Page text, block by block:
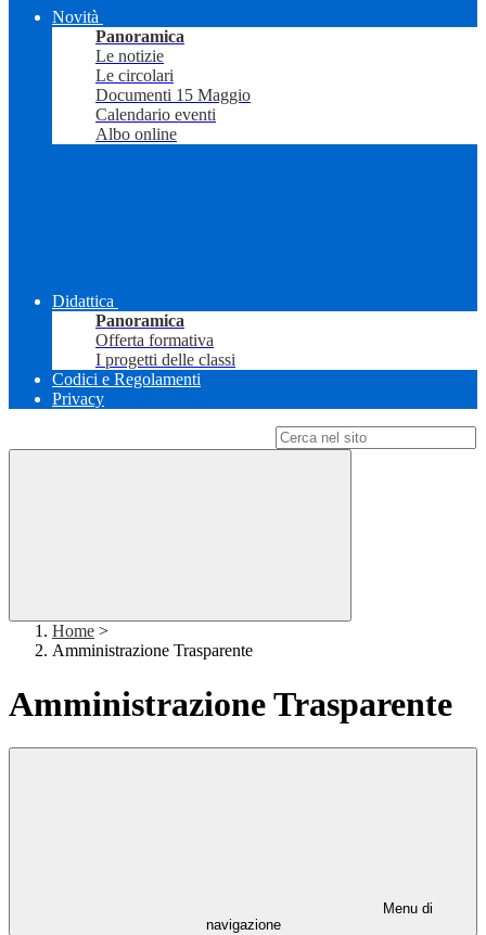
Novità
Panoramica
Le notizie
Le circolari
Documenti 15 Maggio
Calendario eventi
Albo online
Didattica
Panoramica
Offerta formativa
I progetti delle classi
Codici e Regolamenti
Privacy
Home >
Amministrazione Trasparente
Amministrazione Trasparente
Menu di
navigazione